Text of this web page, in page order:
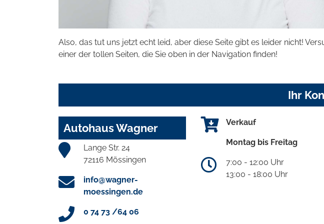
Also, das tut uns jetzt echt leid, aber diese Seite gibt es leider nicht!
einer der tollen Seiten, die Sie oben in der Navigation finden!
Ihr
Autohaus Wagner
Lange Str. 24
72116 Mössingen
info@wagner-
moessingen.de
0 74 73 /64 06
Verkauf
Montag bis Freitag
7:00 - 12:00 Uhr
13:00 - 18:00 Uhr